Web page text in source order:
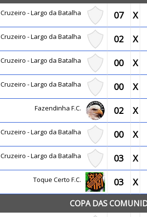
Cruzeiro - Largo da Batalha 07 X
Cruzeiro - Largo da Batalha 02 X
Cruzeiro - Largo da Batalha 00 X
Cruzeiro - Largo da Batalha 00 X
Fazendinha F.C. 02 X
Cruzeiro - Largo da Batalha 00 X
Cruzeiro - Largo da Batalha 03 X
Toque Certo F.C. 03 X
COPA DAS